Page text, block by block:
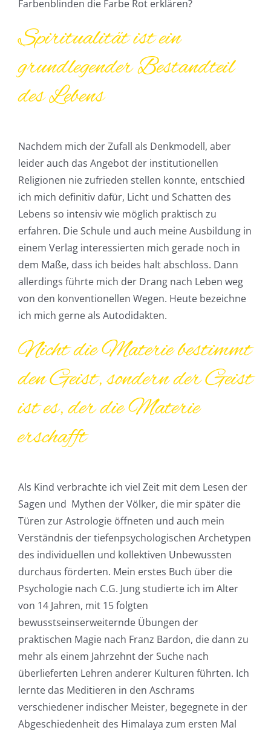
Farbenblinden die Farbe Rot erklären?
Spiritualität ist ein
grundlegender Bestandteil
des Lebens
Nachdem mich der Zufall als Denkmodell, aber
leider auch das Angebot der institutionellen
Religionen nie zufrieden stellen konnte, entschied
ich mich definitiv dafür, Licht und Schatten des
Lebens so intensiv wie möglich praktisch zu
erfahren. Die Schule und auch meine Ausbildung in
einem Verlag interessierten mich gerade noch in
dem Maße, dass ich beides halt abschloss. Dann
allerdings führte mich der Drang nach Leben weg
von den konventionellen Wegen. Heute bezeichne
ich mich gerne als Autodidakten.
Nicht die Materie bestimmt
den Geist, sondern der Geist
ist es, der die Materie
erschafft
Als Kind verbrachte ich viel Zeit mit dem Lesen der
Sagen und Mythen der Völker, die mir später die
Türen zur Astrologie öffneten und auch mein
Verständnis der tiefenpsychologischen Archetypen
des individuellen und kollektiven Unbewussten
durchaus förderten. Mein erstes Buch über die
Psychologie nach C.G. Jung studierte ich im Alter
von 14 Jahren, mit 15 folgten
bewusstseinserweiternde Übungen der
praktischen Magie nach Franz Bardon, die dann zu
mehr als einem Jahrzehnt der Suche nach
überlieferten Lehren anderer Kulturen führten. Ich
lernte das Meditieren in den Aschrams
verschiedener indischer Meister, begegnete in der
Abgeschiedenheit des Himalaya zum ersten Mal